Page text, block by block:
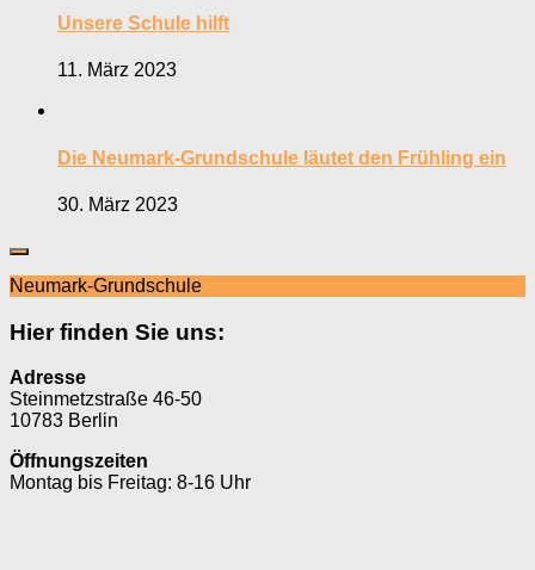
Unsere Schule hilft
11. März 2023
Die Neumark-Grundschule läutet den Frühling ein
30. März 2023
Neumark-Grundschule
Hier finden Sie uns:
Adresse
Steinmetzstraße 46-50
10783 Berlin
Öffnungszeiten
Montag bis Freitag: 8-16 Uhr